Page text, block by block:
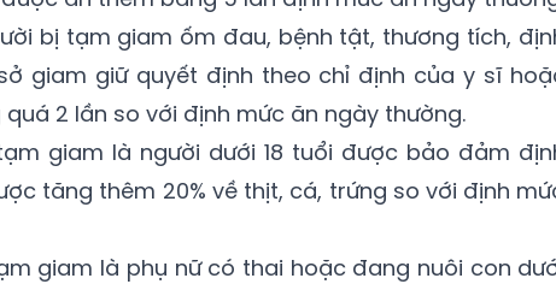
bị tạm giam ốm đau, bệnh tật, thương tích,
giam giữ quyết định theo chỉ định của y sĩ
2 lần so với định mức ăn ngày thường.
giam là người dưới 18 tuổi được bảo đảm
tăng thêm 20% về thịt, cá, trứng so với định
giam là phụ nữ có thai hoặc đang nuôi con